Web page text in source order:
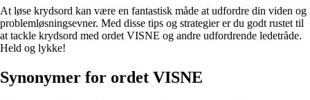
At løse krydsord kan være en fantastisk måde at udfordre din viden og
problemløsningsevner. Med disse tips og strategier er du godt rustet til
at tackle krydsord med ordet VISNE og andre udfordrende ledetråde.
Held og lykke!
Synonymer for ordet VISNE